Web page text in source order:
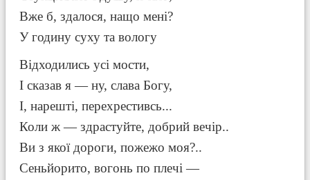
Вже б, здалося, нащо мені?
У годину суху та вологу
Відходились усі мости,
І сказав я — ну, слава Богу,
І, нарешті, перехрестивсь...
Коли ж — здрастуйте, добрий вечір..
Ви з якої дороги, пожежо моя?..
Сеньйорито, вогонь по плечі —